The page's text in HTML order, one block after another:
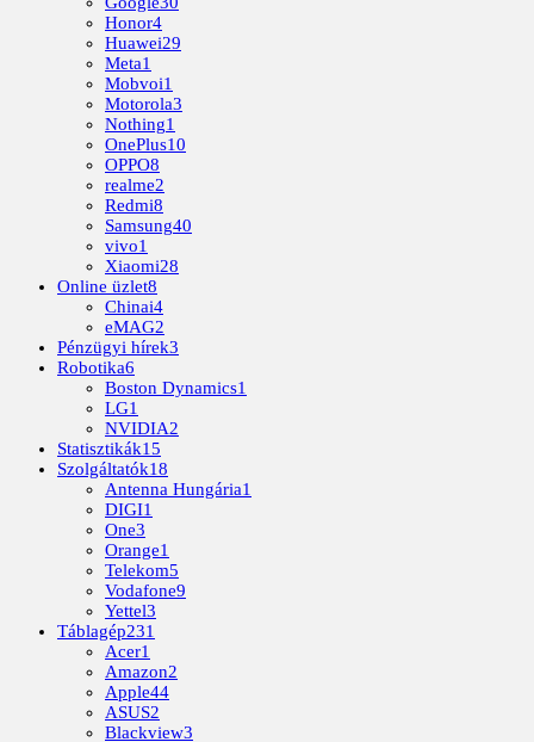
Honor4
Huawei29
Meta1
Mobvoi1
Motorola3
Nothing1
OnePlus10
OPPO8
realme2
Redmi8
Samsung40
vivo1
Xiaomi28
Online üzlet8
Chinai4
eMAG2
Pénzügyi hírek3
Robotika6
Boston Dynamics1
LG1
NVIDIA2
Statisztikák15
Szolgáltatók18
Antenna Hungária1
DIGI1
One3
Orange1
Telekom5
Vodafone9
Yettel3
Táblagép231
Acer1
Amazon2
Apple44
ASUS2
Blackview3